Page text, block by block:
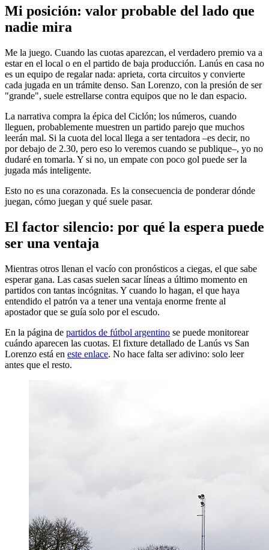
Mi posición: valor probable del lado que
nadie mira
Me la juego. Cuando las cuotas aparezcan, el verdadero premio va a
estar en el local o en el partido de baja producción. Lanús en casa no
es un equipo de regalar nada: aprieta, corta circuitos y convierte
cada jugada en un trámite denso. San Lorenzo, con la presión de ser
"grande", suele estrellarse contra equipos que no le dan espacio.
La narrativa compra la épica del Ciclón; los números, cuando
lleguen, probablemente muestren un partido parejo que muchos
leerán mal. Si la cuota del local llega a ser tentadora –es decir, no
por debajo de 2.30, pero eso lo veremos cuando se publique–, yo no
dudaré en tomarla. Y si no, un empate con poco gol puede ser la
jugada más inteligente.
Esto no es una corazonada. Es la consecuencia de ponderar dónde
juegan, cómo juegan y qué suele pasar.
El factor silencio: por qué la espera puede
ser una ventaja
Mientras otros llenan el vacío con pronósticos a ciegas, el que sabe
esperar gana. Las casas suelen sacar líneas a último momento en
partidos con tantas incógnitas. Y cuando lo hagan, el que haya
entendido el patrón va a tener una ventaja enorme frente al
apostador que se guía solo por el escudo.
En la página de partidos de fútbol argentino se puede monitorear
cuándo aparecen las cuotas. El fixture detallado de Lanús vs San
Lorenzo está en este enlace. No hace falta ser adivino: solo leer
antes que el resto.